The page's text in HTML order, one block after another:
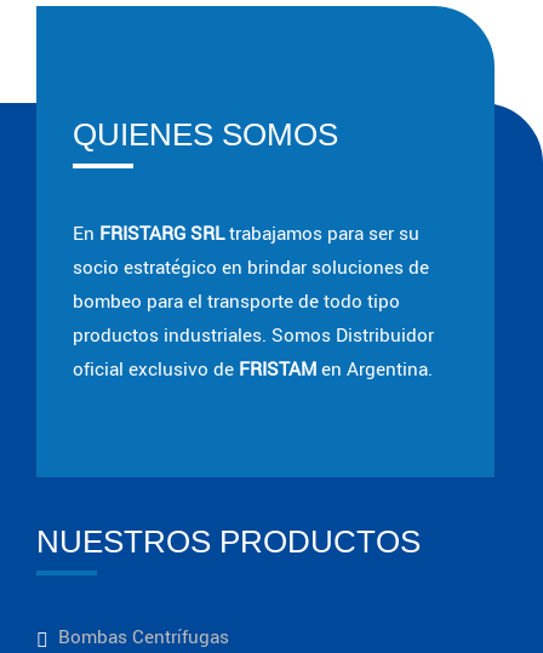
QUIENES SOMOS
En FRISTARG SRLtrabajamos para ser su
socio estratégico en brindar soluciones de
bombeo para el transporte de todo tipo
productos industriales. Somos Distribuidor
oficial exclusivo de FRISTAMen Argentina.
NUESTROS PRODUCTOS
Bombas Centrífugas